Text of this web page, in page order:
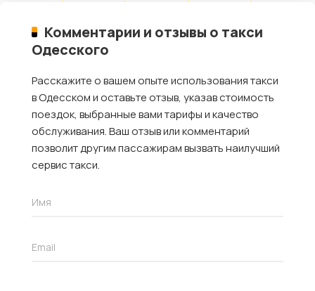
Комментарии и отзывы о такси
Одесского
Расскажите о вашем опыте использования такси
в Одесском и оставьте отзыв, указав стоимость
поездок, выбранные вами тарифы и качество
обслуживания. Ваш отзыв или комментарий
позволит другим пассажирам вызвать наилучший
сервис такси.